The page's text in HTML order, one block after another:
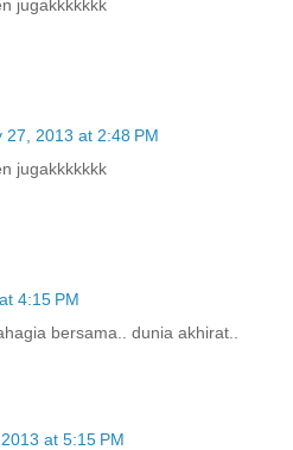
jugakkkkkkk
27, 2013 at 2:48 PM
jugakkkkkkk
4:15 PM
bersama.. dunia akhirat..
at 5:15 PM